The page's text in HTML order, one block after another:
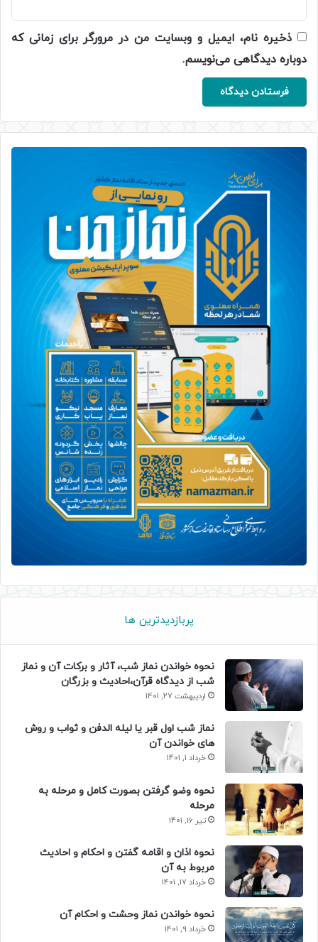
ذخیره نام، ایمیل و وبسایت من در مرورگر برای زمانی که
دوباره دیدگاهی می‌نویسم.
پربازدیدترین ها
نحوه خواندن نماز شب، آثار و برکات آن و نماز
شب از دیدگاه قرآن،احادیث و بزرگان
اردیبهشت 27, 1401
نماز شب اول قبر یا لیله الدفن و ثواب و روش
های خواندن آن
خرداد 1, 1401
نحوه وضو گرفتن بصورت کامل و مرحله به
مرحله
تیر 16, 1401
نحوه اذان و اقامه گفتن و احکام و احادیث
مربوط به آن
خرداد 17, 1401
نحوه خواندن نماز وحشت و احکام آن
خرداد 9, 1401